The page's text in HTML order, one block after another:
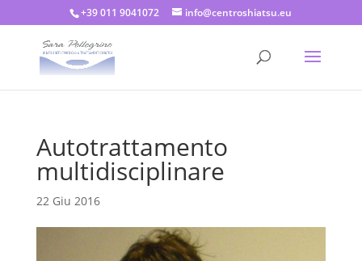
+39 011 9041072 info@centroshiatsu.eu
Autotrattamento
multidisciplinare
22 Giu 2016